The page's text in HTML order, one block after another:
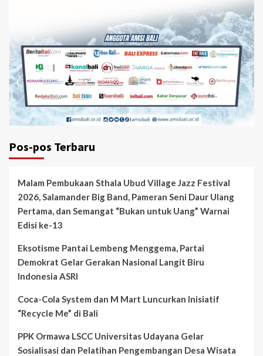
Pos-pos Terbaru
Malam Pembukaan Sthala Ubud Village Jazz Festival
2026, Salamander Big Band, Pameran Seni Daur Ulang
Pertama, dan Semangat “Bukan untuk Uang” Warnai
Edisi ke-13
Eksotisme Pantai Lembeng Menggema, Partai
Demokrat Gelar Gerakan Nasional Langit Biru
Indonesia ASRI
Coca-Cola System dan M Mart Luncurkan Inisiatif
“Recycle Me” di Bali
PPK Ormawa LSCC Universitas Udayana Gelar
Sosialisasi dan Pelatihan Pengembangan Desa Wisata